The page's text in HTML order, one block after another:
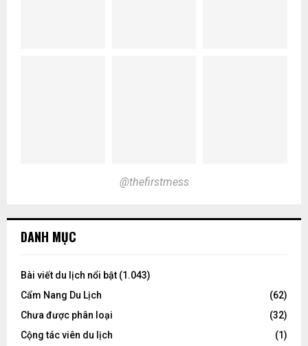
@thefirstmess
DANH MỤC
Bài viết du lịch nổi bật (1.043)
Cẩm Nang Du Lịch
(62)
Chưa được phân loại
(32)
Cộng tác viên du lịch
(1)